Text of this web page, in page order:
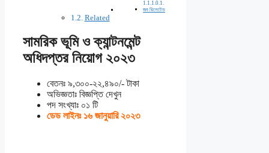
জব রিলেটেড
Related
সামরিক ভূমি ও ক্যান্টনমেন্ট
অধিদপ্তর নিয়োগ ২০২৩
বেতনঃ ৯,৩০০-২২,৪৯০/- টাকা
অভিজ্ঞতাঃ বিজ্ঞপ্তি দেখুন
পদ সংখ্যাঃ ০১ টি
ডেড লাইনঃ ১৬ জানুয়ারি ২০২৩